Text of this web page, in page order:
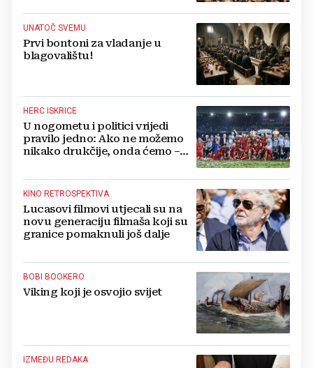
UNATOČ SVEMU
Prvi bontoni za vladanje u
blagovalištu!
HERC ISKRICE
U nogometu i politici vrijedi
pravilo jedno: Ako ne možemo
nikako drukčije, onda ćemo –
KINO RETROSPEKTIVA
Lucasovi filmovi utjecali su na
novu generaciju filmaša koji su
granice pomaknuli još dalje
BOBI BOOKERO
Viking koji je osvojio svijet
IZMEĐU REDAKA